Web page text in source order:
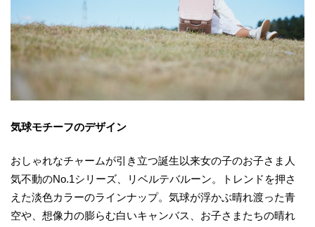
気球モチーフのデザイン
おしゃれなチャームが引き立つ誕生以来女の子のお子さま人
気不動のNo.1シリーズ、リベルテバルーン。トレンドを押さ
えた淡色カラーのラインナップ。気球が浮かぶ晴れ渡った青
空や、想像力の膨らむ白いキャンバス、お子さまたちの晴れ